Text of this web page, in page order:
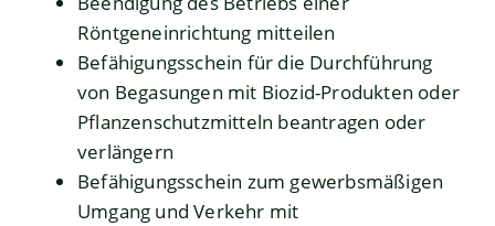
Röntgeneinrichtung mitteilen
Befähigungsschein für die Durchführung
von Begasungen mit Biozid-Produkten oder
Pflanzenschutzmitteln beantragen oder
verlängern
Befähigungsschein zum gewerbsmäßigen
Umgang und Verkehr mit